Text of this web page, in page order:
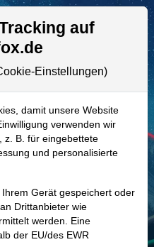
Aktien- und Artikelsuche
1,11 Mrd. USD
auf
Einstellungen)
damit unsere Website
verwenden wir
z. B. für eingebettete
und personalisierte
Gerät gespeichert oder
Drittanbieter wie
werden. Eine
der EU/des EWR